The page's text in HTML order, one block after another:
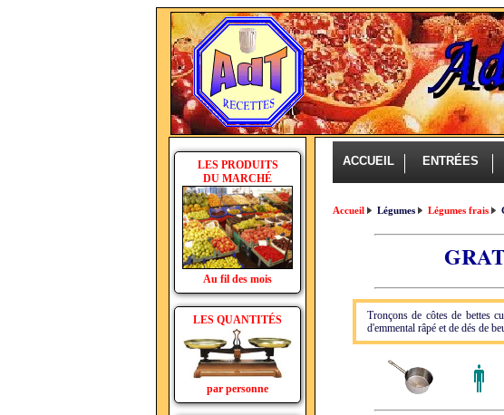
LES PRODUITS
DU MARCHÉ
Au fil des mois
LES QUANTITÉS
par personne
ACCUEIL ENTRÉES
Accueil Légumes Légumes frais
Tronçons de côtes de bettes
d'emmental râpé et de dés de